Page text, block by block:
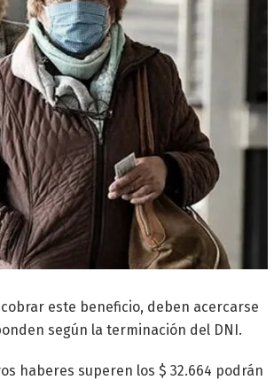
este beneficio, deben acercarse
según la terminación del DNI.
haberes superen los $ 32.664 podrán